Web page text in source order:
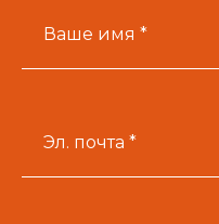
Ваше имя *
Эл. почта *